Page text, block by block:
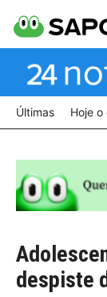
Últimas Hoje o
despiste